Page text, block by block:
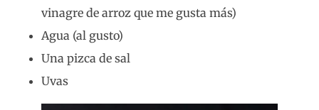
vinagre de arroz que me gusta más)
Agua (al gusto)
Una pizca de sal
Uvas